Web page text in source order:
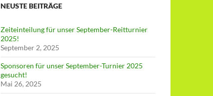
NEUSTE BEITRÄGE
Zeiteinteilung für unser September-Reitturnier
2025!
September 2, 2025
Sponsoren für unser September-Turnier 2025
gesucht!
Mai 26, 2025